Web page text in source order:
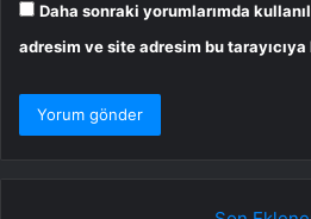
Daha sonraki yorumlarımda
adresim ve site adresim bu